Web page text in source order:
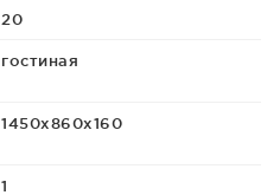
20
гостиная
1450х860х160
1